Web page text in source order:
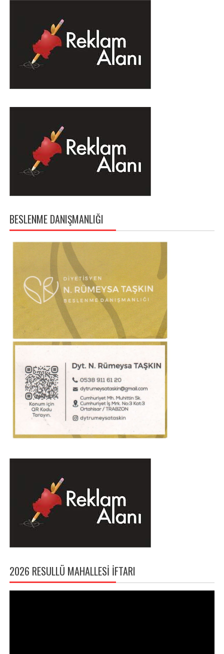
BESLENME DANIŞMANLIĞI
2026 RESULLÜ MAHALLESI İFTARI